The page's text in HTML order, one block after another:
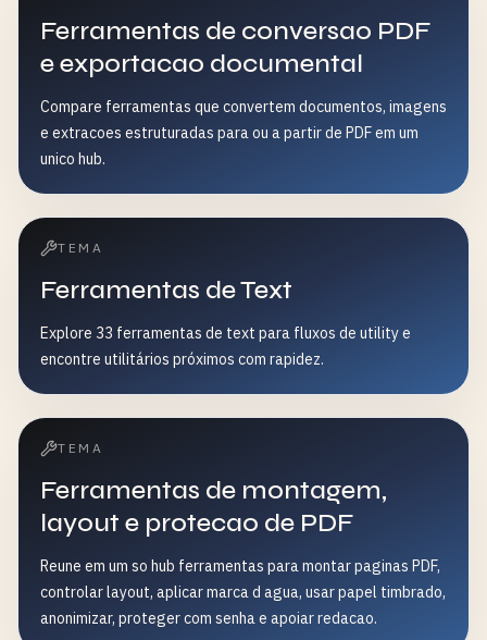
Ferramentas de conversao PDF
e exportacao documental
Compare ferramentas que convertem documentos, imagens
e extracoes estruturadas para ou a partir de PDF em um
unico hub.
TEMA
Ferramentas de Text
Explore 33 ferramentas de text para fluxos de utility e
encontre utilitários próximos com rapidez.
TEMA
Ferramentas de montagem,
layout e protecao de PDF
Reune em um so hub ferramentas para montar paginas PDF,
controlar layout, aplicar marca d agua, usar papel timbrado,
anonimizar, proteger com senha e apoiar redacao.